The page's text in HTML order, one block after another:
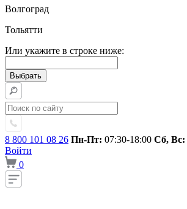
Волгоград
Тольятти
Или укажите в строке ниже:
8 800 101 08 26 Пн-Пт: 07:30-18:00 Сб, Вс:
Войти
0